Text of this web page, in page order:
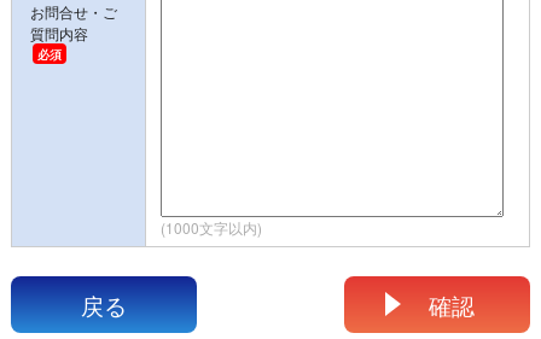
お問合せ・ご
質問内容
(1000文字以内)
戻る 確認